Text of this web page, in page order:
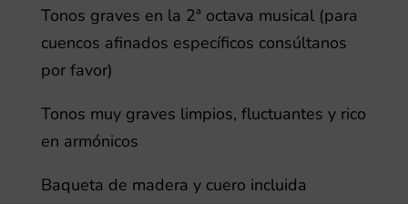
original
era:
actual
es:
Tonos graves en la 2ª octava musical (para
cuencos afinados específicos consúltanos
por favor)
Tonos muy graves limpios, fluctuantes y rico
en armónicos
Baqueta de madera y cuero incluida